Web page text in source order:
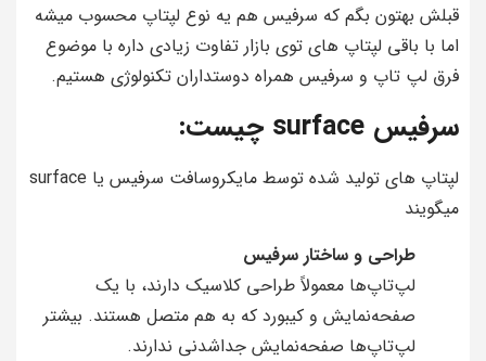
قبلش بهتون بگم که سرفیس هم یه نوع لپتاپ محسوب میشه
اما با باقی لپتاپ های توی بازار تفاوت زیادی داره با موضوع
فرق لپ تاپ و سرفیس همراه دوستداران تکنولوژی هستیم.
سرفیس surface چیست:
لپتاپ های تولید شده توسط مایکروسافت سرفیس یا surface
میگویند
طراحی و ساختار سرفیس
لپ‌تاپ‌ها معمولاً طراحی کلاسیک دارند، با یک
صفحه‌نمایش و کیبورد که به هم متصل هستند. بیشتر
لپ‌تاپ‌ها صفحه‌نمایش جداشدنی ندارند.